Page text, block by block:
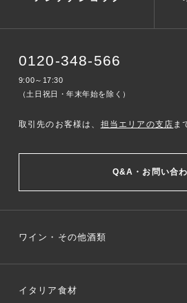
0120-348-566
9:00～17:30
（土日祝日・年末年始を除く）
取引先のお客様は、 担当エリアの支店 ま
Q&A・お問い合
ワイン・その他酒類
イタリア食材